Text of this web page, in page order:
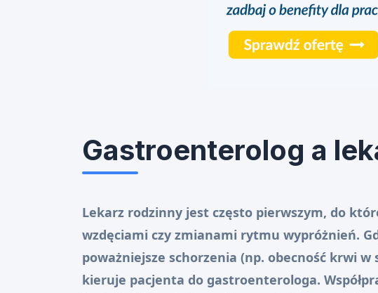
Gastroenterolog a
Lekarz rodzinny jest często pierwszym, do
wzdęciami czy zmianami rytmu wypróżnień.
poważniejsze schorzenia (np. obecność krwi
kieruje pacjenta do gastroenterologa.